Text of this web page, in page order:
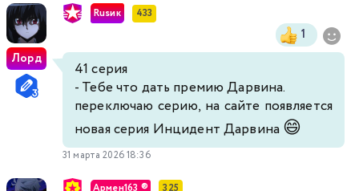
Лорд
Rusик 433
1
41 серия
- Тебе что дать премию Дарвина.
переключаю серию, на сайте появляется
новая серия Инцидент Дарвина 😄
31 марта 2026 18:36
Армен163_® 325